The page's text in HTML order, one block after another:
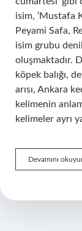
isim, ‘Mustafa
Peyami Safa,
isim grubu
oluşmaktadır.
köpek balığı,
arısı, Ankara
kelimenin
kelimeler ayrı
Devamını